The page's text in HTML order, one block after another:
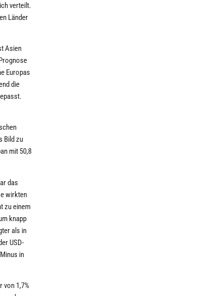
verteilt.
Länder
Asien
Europas
die
Bild zu
mit 50,8
das
wirkten
zu einem
knapp
als in
USD-
in
von 1,7%